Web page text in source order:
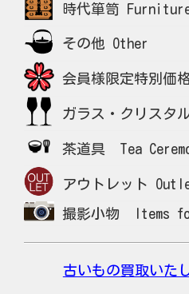
時代箪笥
その他 Other
会員様限定特別価
ガラス・クリス
茶道具 Tea
アウトレット
撮影小物 Items
古いもの買取いた